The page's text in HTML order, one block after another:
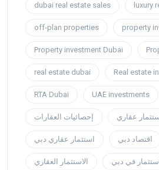
dubai real estate sales luxury
off-plan properties property
Property investment Dubai
real estate dubai Real estate
RTA Dubai UAE investments
إحصائيات العقارات عقاري
استثمار عقاري دبي اقتصاد دبي
الاستثمار العقاري في دبي